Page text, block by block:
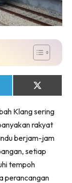
Share
on
(Twitter)
Klang sering
rakyat
berjam-jam
setiap
tempoh
perancangan